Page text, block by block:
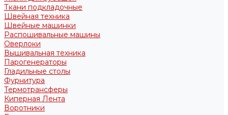
Ткани подкладочные
Швейная техника
Швейные машинки
Распошивальные машины
Оверлоки
Вышивальная техника
Парогенераторы
Гладильные столы
Фурнитура
Термотрансферы
Киперная Лента
Воротники